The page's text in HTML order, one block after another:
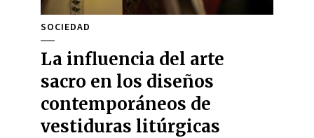
SOCIEDAD
La influencia del arte
sacro en los diseños
contemporáneos de
vestiduras litúrgicas